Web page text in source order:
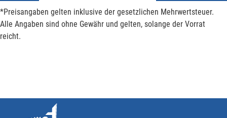
*Preisangaben gelten inklusive der gesetzlichen Mehrwertsteuer.
Alle Angaben sind ohne Gewähr und gelten, solange der Vorrat
reicht.